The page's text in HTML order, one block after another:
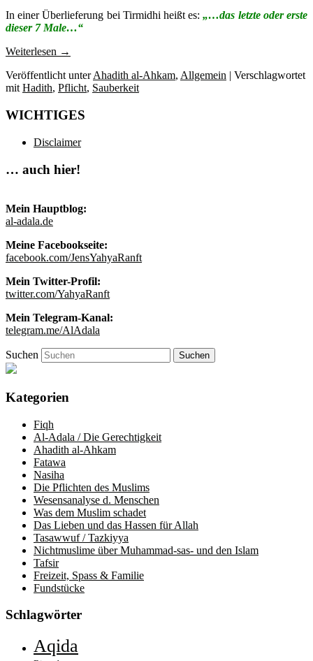
In einer Überlieferung bei Tirmidhi heißt es:„…das letzte oder erste
dieser 7 Male…“
Weiterlesen →
Veröffentlicht unterAhadith al-Ahkam, Allgemein | Verschlagwortet
mit Hadith, Pflicht, Sauberkeit
WICHTIGES
Disclaimer
… auch hier!
Mein Hauptblog:
al-adala.de
Meine Facebookseite:
facebook.com/JensYahyaRanft
Mein Twitter-Profil:
twitter.com/YahyaRanft
Mein Telegram-Kanal:
telegram.me/AlAdala
Suchen
Kategorien
Fiqh
Al-Adala / Die Gerechtigkeit
Ahadith al-Ahkam
Fatawa
Nasiha
Die Pflichten des Muslims
Wesensanalyse d. Menschen
Was dem Muslim schadet
Das Lieben und das Hassen für Allah
Tasawwuf / Tazkiyya
Nichtmuslime über Muhammad-sas- und den Islam
Tafsir
Freizeit, Spass & Familie
Fundstücke
Schlagwörter
Aqida